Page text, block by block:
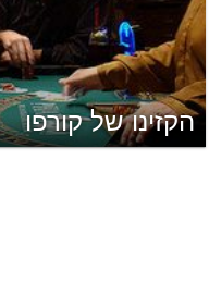
הקזינו של קורפו